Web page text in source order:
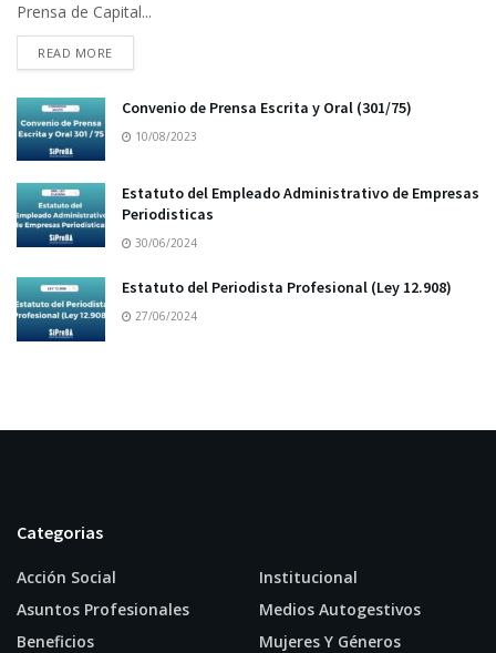
Prensa de Capital...
READ MORE
Convenio de Prensa Escrita y Oral (301/75)
10/08/2023
Estatuto del Empleado Administrativo de Empresas
Periodisticas
30/06/2024
Estatuto del Periodista Profesional (Ley 12.908)
27/06/2024
Categorias
Acción Social
Asuntos Profesionales
Beneficios
Institucional
Medios Autogestivos
Mujeres Y Géneros